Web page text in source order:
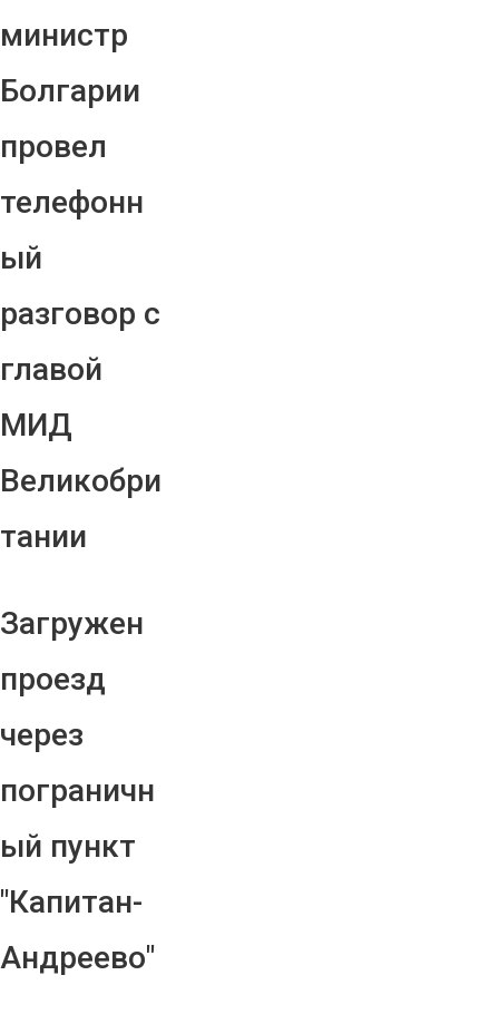
министр
Болгарии
провел
телефонн
ый
разговор с
главой
МИД
Великобри
тании
Загружен
проезд
через
пограничн
ый пункт
"Капитан-
Андреево"